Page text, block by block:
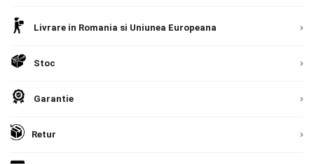
Contact
Livrare in Romania si Uniunea Europeana
Stoc
Garantie
Retur